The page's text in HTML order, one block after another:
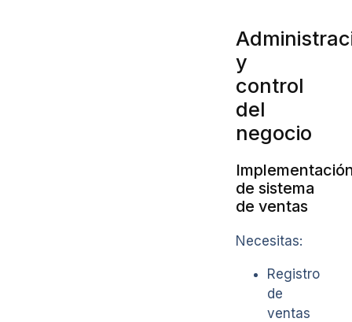
y
control
del
negocio
de sistema
de ventas
Necesitas:
Registro
de
ventas